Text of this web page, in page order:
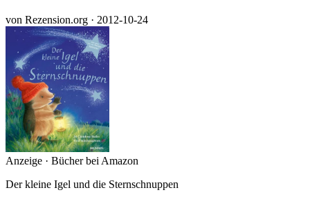
von Rezension.org · 2012-10-24
Anzeige · Bücher bei Amazon
Der kleine Igel und die Sternschnuppen